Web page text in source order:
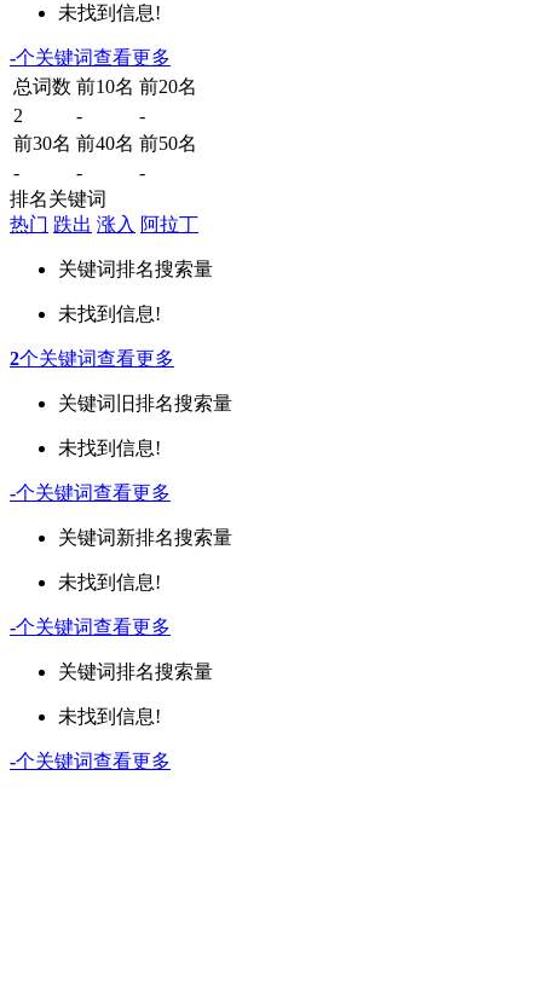
未找到信息!
-个关键词查看更多
总词数 前10名 前20名
2
-
-
前30名 前40名 前50名
-
-
-
排名关键词
热门 跌出 涨入 阿拉丁
关键词排名搜索量
未找到信息!
2个关键词查看更多
关键词 旧排名搜索量
未找到信息!
-个关键词查看更多
关键词新排名搜索量
未找到信息!
-个关键词查看更多
关键词排名搜索量
未找到信息!
-个关键词查看更多